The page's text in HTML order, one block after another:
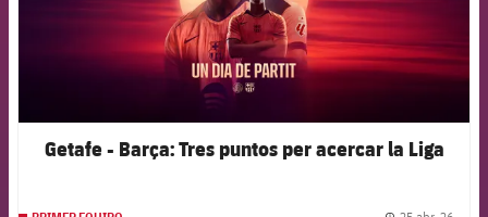
Getafe - Barça: Tres puntos per acercar la Liga